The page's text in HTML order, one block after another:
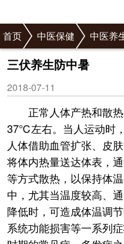
首页 中医保健 中医养
三伏养生防中暑
2018-07-11
正常人体产热和散
37℃左右。当人运动时
人体借助血管扩张、皮
将体内热量送达体表，
等方式散热，以保持体
中，尤其当温度较高、
降低时，可造成体温调
系统功能损害等一系列